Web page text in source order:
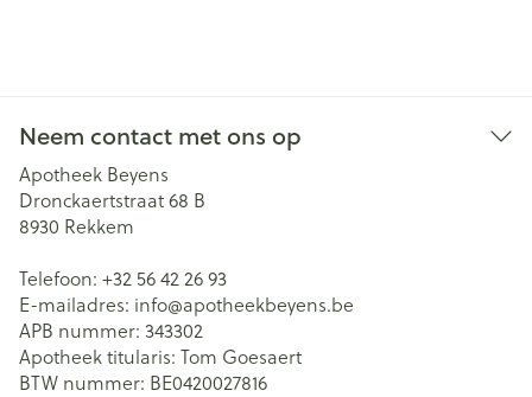
Neem contact met ons op
Apotheek Beyens
Dronckaertstraat 68 B
8930 Rekkem
Telefoon: +32 56 42 26 93
E-mailadres: info@apotheekbeyens.be
APB nummer: 343302
Apotheek titularis: Tom Goesaert
BTW nummer: BE0420027816